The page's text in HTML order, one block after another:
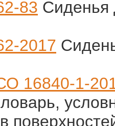
83 Сиденья
2017
16840-1-